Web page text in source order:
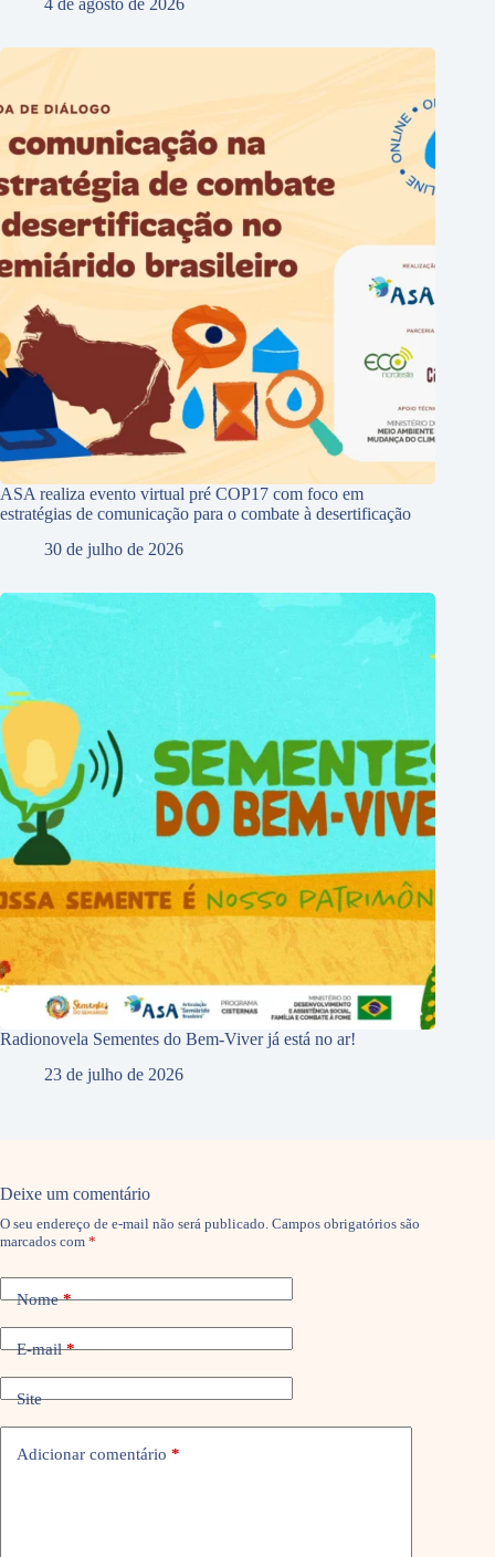
4 de agosto de 2026
ASA realiza evento virtual pré COP17 com foco em
estratégias de comunicação para o combate à desertificação
30 de julho de 2026
Radionovela Sementes do Bem-Viver já está no ar!
23 de julho de 2026
Deixe um comentário
O seu endereço de e-mail não será publicado. Campos obrigatórios são
marcados com *
Nome*
E-mail*
Site
Adicionar comentário *